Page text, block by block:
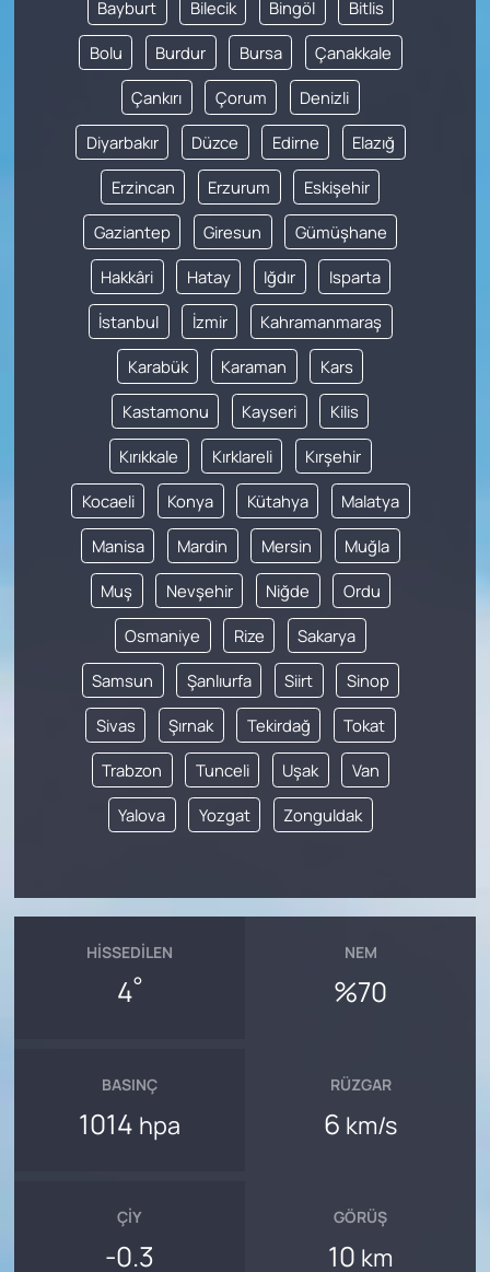
Bayburt Bilecik Bingöl Bitlis
Bolu Burdur Bursa Çanakkale
Çankırı Çorum Denizli
Diyarbakır Düzce Edirne Elazığ
Erzincan Erzurum Eskişehir
Gaziantep Giresun Gümüşhane
Hakkâri Hatay Iğdır Isparta
İstanbul İzmir Kahramanmaraş
Karabük Karaman Kars
Kastamonu Kayseri Kilis
Kırıkkale Kırklareli Kırşehir
Kocaeli Konya Kütahya Malatya
Manisa Mardin Mersin Muğla
Muş Nevşehir Niğde Ordu
Osmaniye Rize Sakarya
Samsun Şanlıurfa Siirt Sinop
Sivas Şırnak Tekirdağ Tokat
Trabzon Tunceli Uşak Van
Yalova Yozgat Zonguldak
HISSEDILEN
4°
NEM
%70
BASINÇ
1014 hpa
RÜZGAR
6 km/s
ÇIY
-0.3
GÖRÜŞ
10 km